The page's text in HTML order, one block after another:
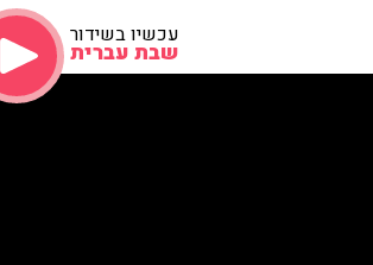
עכשיו בשידור
שבת עברית